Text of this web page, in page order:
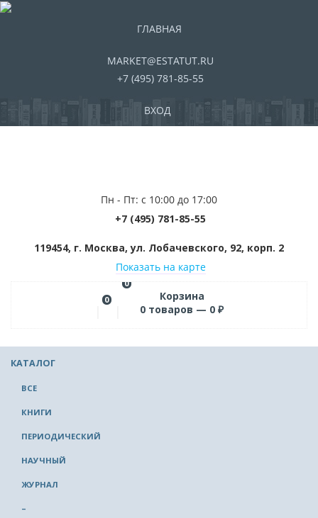
ГЛАВНАЯ
MARKET@ESTATUT.RU
+7 (495) 781-85-55
ВХОД
Пн - Пт: с 10:00 до 17:00
+7 (495) 781-85-55
119454, г. Москва, ул. Лобачевского, 92, корп. 2
Показать на карте
0
0
Корзина
0 товаров — 0 ₽
КАТАЛОГ
ВСЕ
КНИГИ
ПЕРИОДИЧЕСКИЙ
НАУЧНЫЙ
ЖУРНАЛ
–